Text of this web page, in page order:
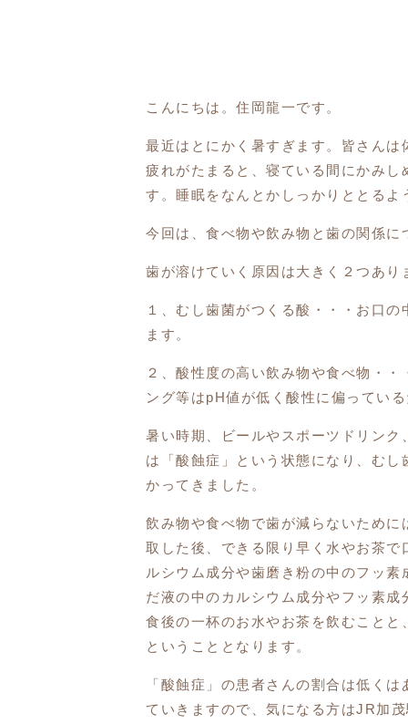
こんにちは。住岡龍一です。
最近はとにかく暑すぎます。皆さん
疲れがたまると、寝ている間にかみ
す。睡眠をなんとかしっかりととるよ
今回は、食べ物や飲み物と歯の関係に
歯が溶けていく原因は大きく２つあり
１、むし歯菌がつくる酸・・・お口
ます。
２、酸性度の高い飲み物や食べ物・
ング等はpH値が低く酸性に偏ってい
暑い時期、ビールやスポーツドリン
は「酸蝕症」という状態になり、む
かってきました。
飲み物や食べ物で歯が減らないため
取した後、できる限り早く水やお茶
ルシウム成分や歯磨き粉の中のフッ
だ液の中のカルシウム成分やフッ素
食後の一杯のお水やお茶を飲むこと
ということとなります。
「酸蝕症」の患者さんの割合は低く
ていきますので、気になる方はJR加